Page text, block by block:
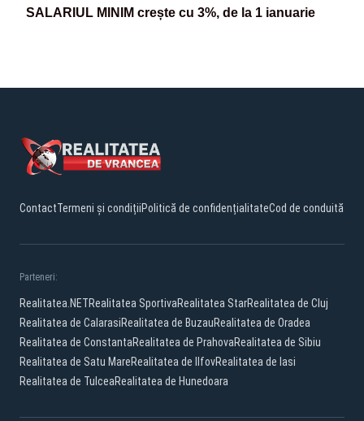
SALARIUL MINIM crește cu 3%, de la 1 ianuarie
ContactTermeni și condițiiPolitică de confidențialitateCod de conduită
Parteneri:
Realitatea.NETRealitatea SportivaRealitatea StarRealitatea de Cluj
Realitatea de CalarasiRealitatea de BuzauRealitatea de Oradea
Realitatea de ConstantaRealitatea de PrahovaRealitatea de Sibiu
Realitatea de Satu MareRealitatea de IlfovRealitatea de Iasi
Realitatea de TulceaRealitatea de Hunedoara